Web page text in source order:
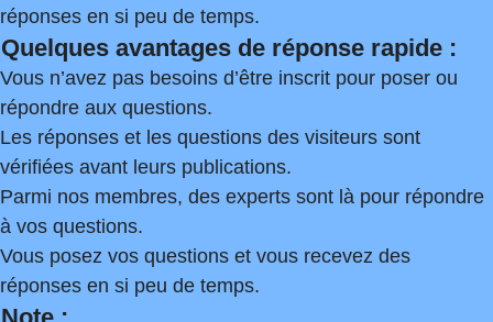
réponses en si peu de temps.
Quelques avantages de réponse rapide :
Vous n’avez pas besoins d’être inscrit pour poser ou
répondre aux questions.
Les réponses et les questions des visiteurs sont
vérifiées avant leurs publications.
Parmi nos membres, des experts sont là pour répondre
à vos questions.
Vous posez vos questions et vous recevez des
réponses en si peu de temps.